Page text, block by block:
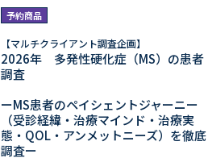
大阪市
TEL 06-
予約商品
【マルチクライアント調査企画】
2026年 多発性硬化症（MS）の患者
調査
ーMS患者のペイシェントジャーニー
（受診経緯・治療マインド・治療実
態・QOL・アンメットニーズ）を徹底
調査ー